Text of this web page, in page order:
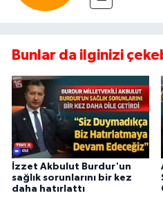
Bunlar da ilginizi
İzzet Akbulut Burdur'un
sağlık sorunlarını bir kez
daha hatırlattı